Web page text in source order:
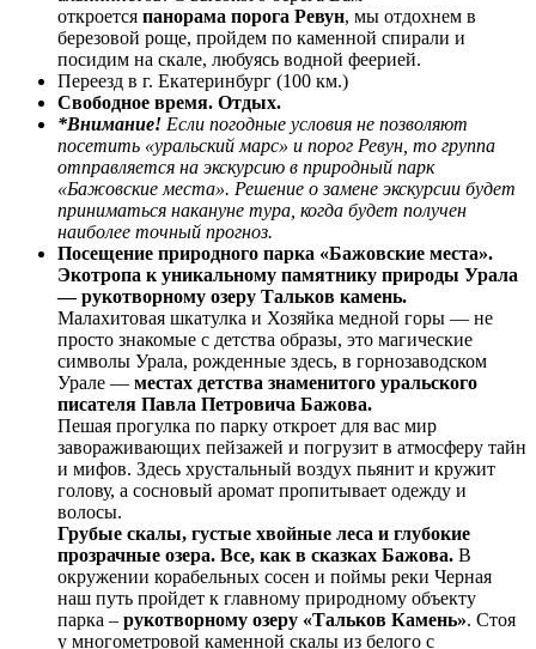
откроется панорама порога Ревун, мы отдохнем в
березовой роще, пройдем по каменной спирали и
посидим на скале, любуясь водной феерией.
Переезд в г. Екатеринбург (100 км.)
Свободное время. Отдых.
*Внимание! Если погодные условия не позволяют
посетить «уральский марс» и порог Ревун, то группа
отправляется на экскурсию в природный парк
«Бажовские места». Решение о замене экскурсии будет
приниматься накануне тура, когда будет получен
наиболее точный прогноз.
Посещение природного парка «Бажовские места».
Экотропа к уникальному памятнику природы Урала
— рукотворному озеру Тальков камень.
Малахитовая шкатулка и Хозяйка медной горы — не
просто знакомые с детства образы, это магические
символы Урала, рожденные здесь, в горнозаводском
Урале — местах детства знаменитого уральского
писателя Павла Петровича Бажова.
Пешая прогулка по парку откроет для вас мир
завораживающих пейзажей и погрузит в атмосферу тайн
и мифов. Здесь хрустальный воздух пьянит и кружит
голову, а сосновый аромат пропитывает одежду и
волосы.
Грубые скалы, густые хвойные леса и глубокие
прозрачные озера. Все, как в сказках Бажова. В
окружении корабельных сосен и поймы реки Черная
наш путь пройдет к главному природному объекту
парка – рукотворному озеру «Тальков Камень». Стоя
у многометровой каменной скалы из белого с